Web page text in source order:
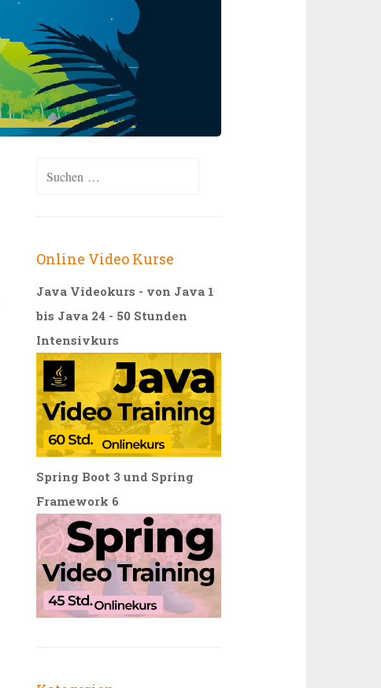
Suchen
Online Video Kurse
Java Videokurs - von Java 1
bis Java 24 - 50 Stunden
Intensivkurs
Spring Boot 3 und Spring
Framework 6